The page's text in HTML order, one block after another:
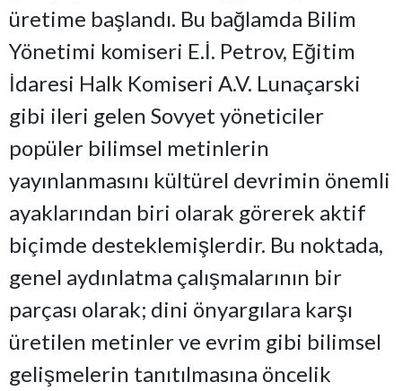
üretime başlandı. Bu bağlamda Bilim
Yönetimi komiseri E.İ. Petrov, Eğitim
İdaresi Halk Komiseri A.V. Lunaçarski
gibi ileri gelen Sovyet yöneticiler
popüler bilimsel metinlerin
yayınlanmasını kültürel devrimin önemli
ayaklarından biri olarak görerek aktif
biçimde desteklemişlerdir. Bu noktada,
genel aydınlatma çalışmalarının bir
parçası olarak; dini önyargılara karşı
üretilen metinler ve evrim gibi bilimsel
gelişmelerin tanıtılmasına öncelik